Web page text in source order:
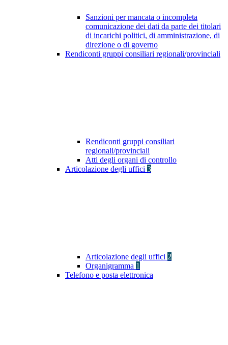
Sanzioni per mancata o incompleta
comunicazione dei dati da parte dei titolari
di incarichi politici, di amministrazione, di
direzione o di governo
Rendiconti gruppi consiliari regionali/provinciali
Rendiconti gruppi consiliari
regionali/provinciali
Atti degli organi di controllo
Articolazione degli uffici 3
Articolazione degli uffici 2
Organigramma 1
Telefono e posta elettronica